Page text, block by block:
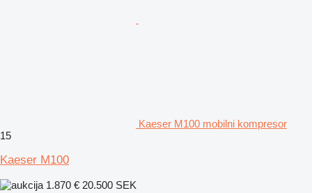
Kaeser M100 mobilni kompresor
15
Kaeser M100
1.870 € 20.500 SEK